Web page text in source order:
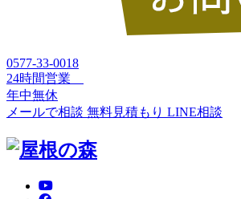
0577-33-0018
24時間営業
年中無休
メールで相談 無料見積もり LINE相談